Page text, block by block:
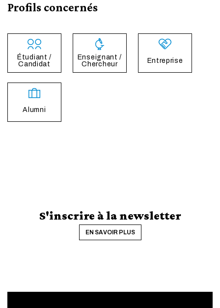
Profils concernés
Étudiant /
Candidat
Enseignant /
Chercheur
Entreprise
Alumni
S'inscrire à la newsletter
EN SAVOIR PLUS